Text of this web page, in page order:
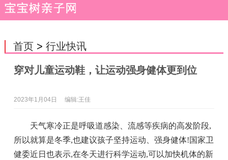
首页> 行业快讯
穿对儿童运动鞋，让运动强身健体更到位
2023年1月04日 编辑:王佳
天气寒冷正是呼吸道感染、流感等疾病的高发阶段,
所以就算是冬季,也建议孩子坚持运动、强身健体!国家卫
健委近日也表示,在冬天进行科学运动,可以加快机体的新